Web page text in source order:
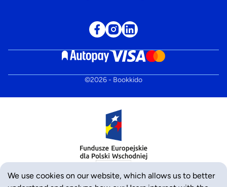
©2026- Bookkido
We use cookies on our website, which allows us to better